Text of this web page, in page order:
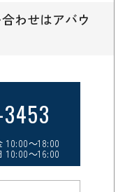
わせはアバウ
10:00～18:00
10:00～16:00